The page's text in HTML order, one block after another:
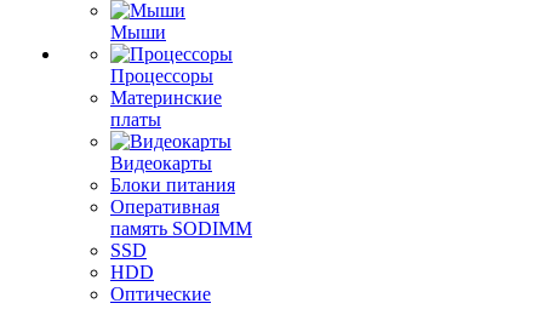
Мыши
Процессоры
Материнские
платы
Видеокарты
Блоки питания
Оперативная
память SODIMM
SSD
HDD
Оптические